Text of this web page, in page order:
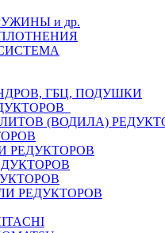
и др.
ГБЦ, ПОДУШКИ
(ВОДИЛА)
РЕДУКТОРОВ
РЕДУКТОРОВ